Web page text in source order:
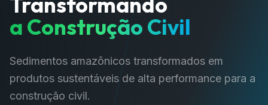
a Construção Civil
Sedimentos amazônicos transformados em
produtos sustentáveis de alta performance para a
construção civil.